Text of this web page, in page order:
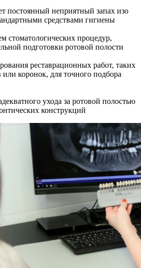
постоянный неприятный запах изо
средствами гигиены
стоматологических процедур,
подготовки ротовой полости
реставрационных работ, таких
или коронок, для точного подбора
ухода за ротовой полостью
конструкций